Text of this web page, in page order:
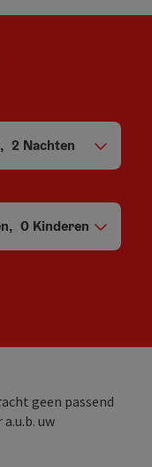
, 2 Nachten
, 0 Kinderen
geen passend
uw